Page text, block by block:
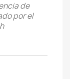
de
por el